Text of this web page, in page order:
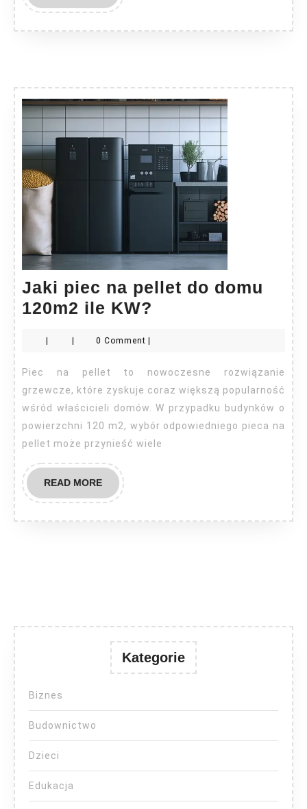
MORE
Jaki piec na pellet do domu
120m2 ile KW?
pellet
do
domu
120m2
ile
0 Comment
Piec na pellet to nowoczesne rozwiązanie
grzewcze, które zyskuje coraz większą popularność
wśród właścicieli domów. W przypadku budynków o
powierzchni 120 m2, wybór odpowiedniego pieca na
pellet może przynieść wiele
READ MOREREAD
MORE
Kategorie
Biznes
Budownictwo
Dzieci
Edukacja